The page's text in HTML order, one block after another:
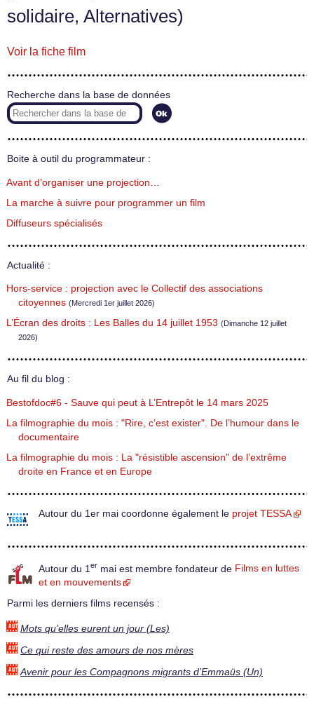
solidaire, Alternatives)
Voir la fiche film
Recherche dans la base de données
Boite à outil du programmateur :
Avant d’organiser une projection…
La marche à suivre pour programmer un film
Diffuseurs spécialisés
Actualité :
Hors-service : projection avec le Collectif des associations
citoyennes (Mercredi 1er juillet 2026)
L’Écran des droits : Les Balles du 14 juillet 1953 (Dimanche 12 juillet
2026)
Au fil du blog :
Bestofdoc#6 - Sauve qui peut à L’Entrepôt le 14 mars 2025
La filmographie du mois : "Rire, c’est exister". De l’humour dans le
documentaire
La filmographie du mois : La "résistible ascension" de l’extrême
droite en France et en Europe
Autour du 1er mai coordonne également le projet TESSA
Autour du 1 er mai est membre fondateur de Films en luttes
et en mouvements
Parmi les derniers films recensés :
Mots qu’elles eurent un jour (Les)
Ce qui reste des amours de nos mères
Avenir pour les Compagnons migrants d’Emmaüs (Un)